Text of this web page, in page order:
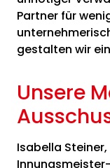
Partner für
gestalten wir
Unsere
Isabella Steiner,